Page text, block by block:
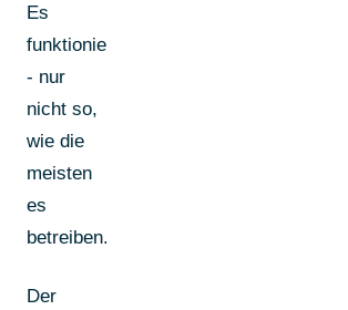
Es
funktioniert
- nur
nicht so,
wie die
meisten
es
betreiben.
Der